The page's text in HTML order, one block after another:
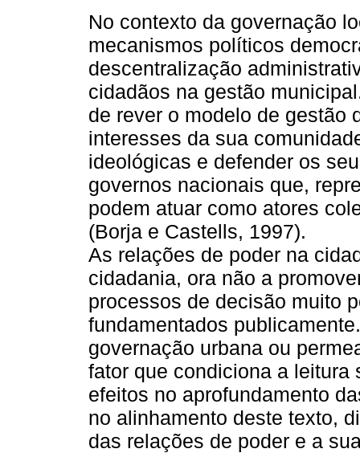
No contexto da governação
mecanismos políticos
descentralização
cidadãos na gestão
de rever o modelo de gestão
interesses da sua
ideológicas e defender os
governos nacionais que,
podem atuar como atores
(Borja e Castells, 1997).
As relações de poder na
cidadania, ora não a
processos de decisão muito
fundamentados
governação urbana ou
fator que condiciona a
efeitos no aprofundamento
no alinhamento deste texto,
das relações de poder e a